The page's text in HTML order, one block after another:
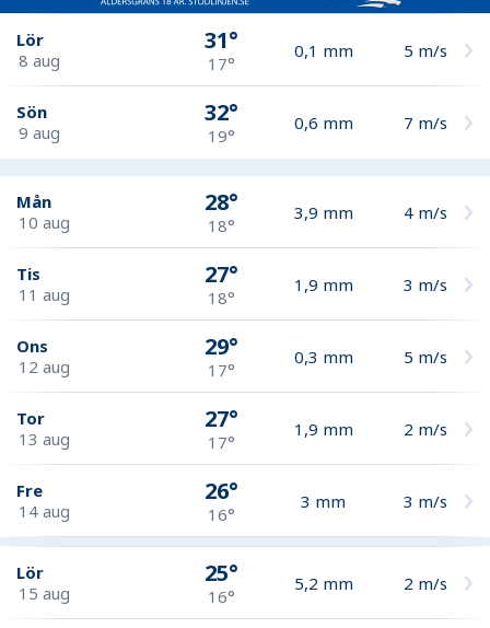
Lör
8 aug
31°
17°
0,1 mm 5 m/s
Sön
9 aug
32°
19°
0,6 mm 7 m/s
Mån
10 aug
28°
18°
3,9 mm 4 m/s
Tis
11 aug
27°
18°
1,9 mm 3 m/s
Ons
12 aug
29°
17°
0,3 mm 5 m/s
Tor
13 aug
27°
17°
1,9 mm 2 m/s
Fre
14 aug
26°
16°
3 mm 3 m/s
Lör
15 aug
25°
16°
5,2 mm 2 m/s